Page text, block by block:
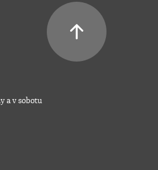
a v sobotu